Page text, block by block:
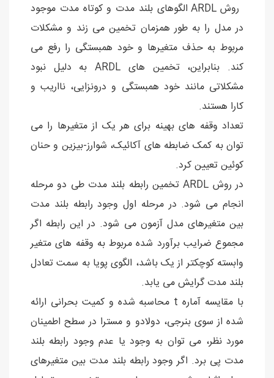
روش ARDL الگوهای بلند مدت و کوتاه مدت موجود
در مدل را به طور همزمان تخمین می زند و مشکلات
مربوط به حذف متغیرها و خود همبستگی را رفع می
کند. بنابراین، تخمین های ARDL به دلیل نبود
مشکلاتی مانند خود همبستگی و درونزایی، نااریب و
کارا هستند.
تعداد وقفه های بهینه برای هر یک از متغیرها را می
توان به کمک ضابطه های آکائیک، شوارز-بیزین و حنان
کوئین تعیین کرد.
در روش ARDL تخمین رابطه بلند مدت طی دو مرحله
انجام می شود. در مرحله اول وجود رابطه بلند مدت
بین متغیرهای مدل آزمون می شود. در این رابطه اگر
مجموع ضرایب برآورد شده مربوط به وقفه های متغیر
وابسته کوچکتر از یک باشد، الگوی پویا به سمت تعادل
بلند مدت گرایش می یابد.
با مقایسه آماره t محاسبه شده و کمیت بحرانی ارائه
شده از سوی بنرجی، دولادو و مسترا در سطح اطمینان
مورد نظر، می توان به وجود یا عدم وجود رابطه بلند
مدت پی برد. اگر وجود رابطه بلند مدت بین متغیرهای